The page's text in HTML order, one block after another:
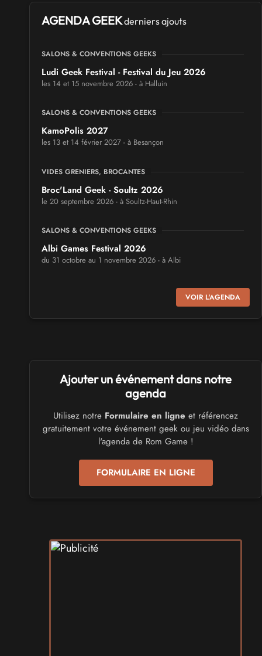
AGENDA GEEKderniers ajouts
SALONS & CONVENTIONS GEEKS
Ludi Geek Festival - Festival du Jeu 2026
les 14 et 15 novembre 2026 - à Halluin
SALONS & CONVENTIONS GEEKS
KamoPolis 2027
les 13 et 14 février 2027 - à Besançon
VIDES GRENIERS, BROCANTES
Broc'Land Geek - Soultz 2026
le 20 septembre 2026 - à Soultz-Haut-Rhin
SALONS & CONVENTIONS GEEKS
Albi Games Festival 2026
du 31 octobre au 1 novembre 2026 - à Albi
Virtual Calais - salon du jeu vidéo et des loisirs
numériques 2026
SALONS & CONVENTIONS GEEKS
Trolls et Légendes 2027
du 26 au 28 mars 2027 - à Mons
CULTURE JAPONAISE ET OTAKU
Mang'Azur 2027
les 24 et 25 avril 2027 - à Toulon
SALONS & CONVENTIONS GEEKS
Play Azur Festival 2027
SALONS & CONVENTIONS GEEKS
Art To Play 2026
VOIR L'AGENDA
Ajouter un événement dans notre
agenda
Utilisez notre Formulaire en ligne et référencez
gratuitement votre événement geek ou jeu vidéo dans
l'agenda de Rom Game !
FORMULAIRE EN LIGNE